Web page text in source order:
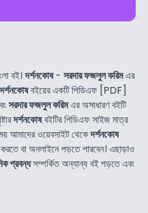
বই।দর্শনকোষ- সরদার ফজলুল করিমএর
দর্শনকোষবইয়ের একটি পিডিএফ [PDF]
সরদার ফজলুল করিমএর অসাধারণ বইটি
দর্শনকোষবইটির পিডিএফ সাইজ মাত্র
আমাদের ওয়েবসাইট থেকেদর্শনকোষ
বা অনলাইনে পড়তে পারবেন। এছাড়াও
প্রবন্ধসম্পর্কিত অন্যান্য বই পড়তে এবং